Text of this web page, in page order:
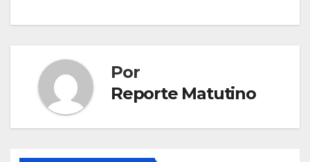
Por
Reporte Matutino